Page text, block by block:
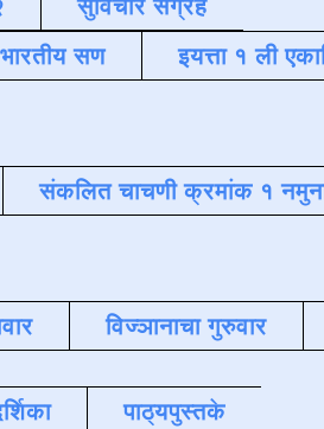
सुविचार संग्रह
भारतीय सण
इयत्ता १ ली
संकलित चाचणी क्रमांक १
विज्ञानाचा गुरुवार
पाठ्यपुस्तके